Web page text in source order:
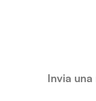
Invia